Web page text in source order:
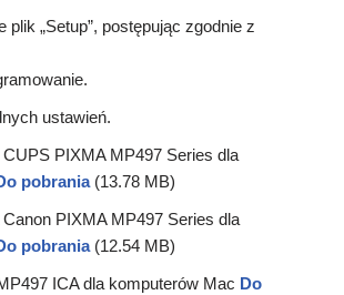
plik „Setup”, postępując zgodnie z
ustawień.
PIXMA MP497 Series dla
pobrania (13.78 MB)
PIXMA MP497 Series dla
pobrania (12.54 MB)
ICA dla komputerów Mac Do